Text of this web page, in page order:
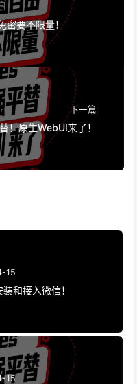
密要不限量！
下一篇
！原生WebUI来了！
15
和接入微信！
15